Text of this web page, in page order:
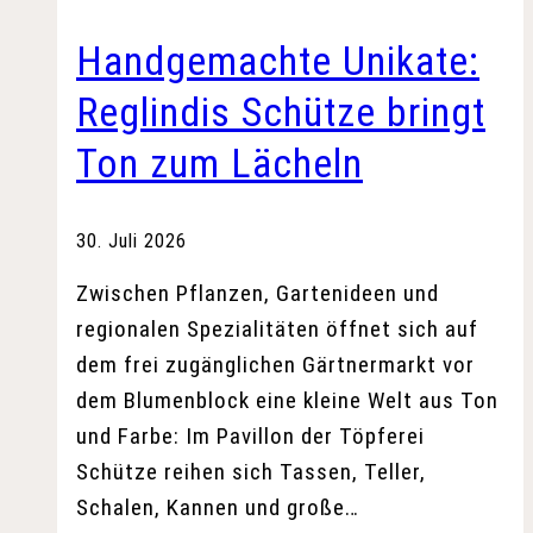
Handgemachte Unikate:
Reglindis Schütze bringt
Ton zum Lächeln
30. Juli 2026
Zwischen Pflanzen, Gartenideen und
regionalen Spezialitäten öffnet sich auf
dem frei zugänglichen Gärtnermarkt vor
dem Blumenblock eine kleine Welt aus Ton
und Farbe: Im Pavillon der Töpferei
Schütze reihen sich Tassen, Teller,
Schalen, Kannen und große…